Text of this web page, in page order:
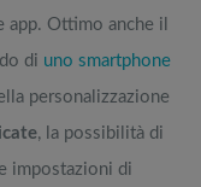
Ottimo anche il
di uno smartphone
personalizzazione
, la possibilità di
impostazioni di